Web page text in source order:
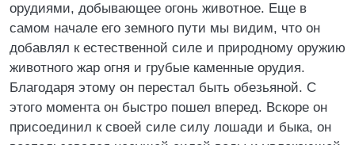
орудиями, добывающее огонь животное. Еще в
самом начале его земного пути мы видим, что он
добавлял к естественной силе и природному оружию
животного жар огня и грубые каменные орудия.
Благодаря этому он перестал быть обезьяной. С
этого момента он быстро пошел вперед. Вскоре он
присоединил к своей силе силу лошади и быка, он